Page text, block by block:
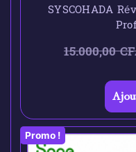
SYSCOHADA
15.000,00
Promo !